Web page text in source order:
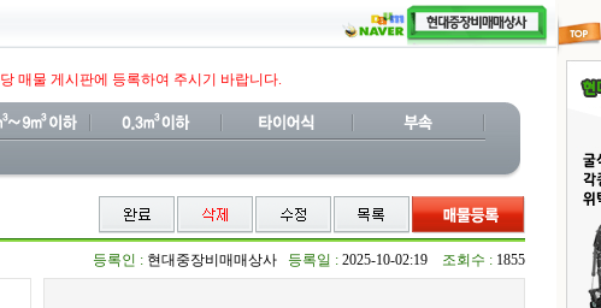
매물 게시판에 등록하여 주시기 바랍니다.
등록인 : 현대중장비매매상사 등록일 : 2025-10-02:19 조회수 : 1855